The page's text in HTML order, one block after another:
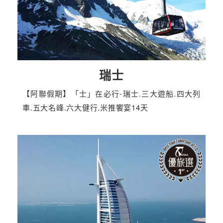
瑞士
【阿聯假期】「士」在必行-瑞士.三大遊船.四大列
車.五大名峰.六大健行.米推饗宴14天